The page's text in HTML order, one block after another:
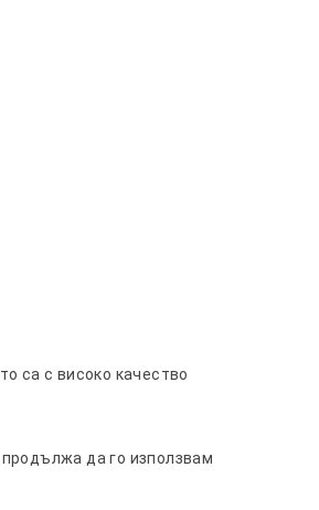
са с високо качество
да го използвам